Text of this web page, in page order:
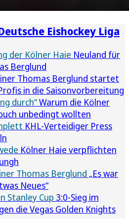
Eishockey Liga
der Kölner Haie Neuland für
Berglund
Thomas Berglund startet
in die Saisonvorbereitung
durch“Warum die Kölner
unbedingt wollten
KHL-Verteidiger Press
Kölner Haie verpflichten
Thomas Berglund „Es war
Neues“
Stanley Cup 3:0-Sieg im
die Vegas Golden Knights